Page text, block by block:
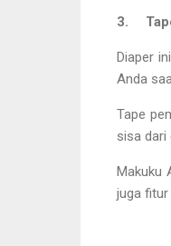
3.
Diaper
Anda
Tape
sisa dari
Makuku
juga fitur